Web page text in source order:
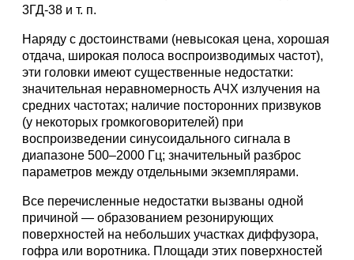
3ГД-38 и т. п.
Наряду с достоинствами (невысокая цена, хорошая
отдача, широкая полоса воспроизводимых частот),
эти головки имеют существенные недостатки:
значительная неравномерность АЧХ излучения на
средних частотах; наличие посторонних призвуков
(у некоторых громкоговорителей) при
воспроизведении синусоидального сигнала в
диапазоне 500–2000 Гц; значительный разброс
параметров между отдельными экземплярами.
Все перечисленные недостатки вызваны одной
причиной — образованием резонирующих
поверхностей на небольших участках диффузора,
гофра или воротника. Площади этих поверхностей